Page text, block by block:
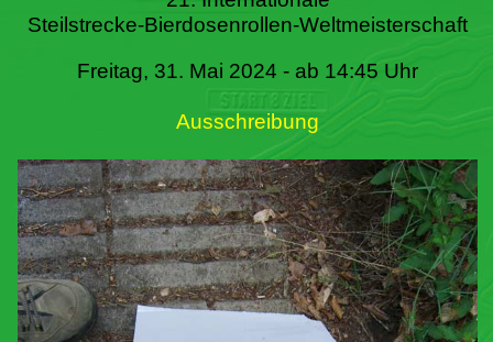
Literatur
Termine
Steilstrecke-Bierdosenrollen-Weltmeisterschaft
Freitag, 31. Mai 2024 - ab 14:45 Uhr
Ausschreibung